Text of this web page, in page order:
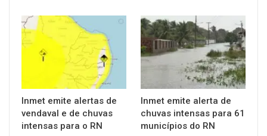
Inmet emite alertas de
vendaval e de chuvas
intensas para o RN
Inmet emite alerta de
chuvas intensas para 61
municípios do RN